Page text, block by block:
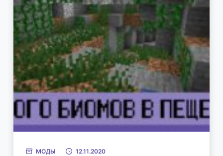
МОДЫ 12.11.2020